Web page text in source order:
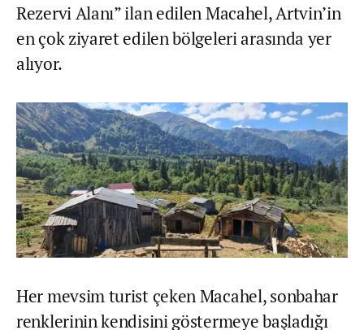
Rezervi Alanı” ilan edilen Macahel, Artvin’in
en çok ziyaret edilen bölgeleri arasında yer
alıyor.
Her mevsim turist çeken Macahel, sonbahar
renklerinin kendisini göstermeye başladığı